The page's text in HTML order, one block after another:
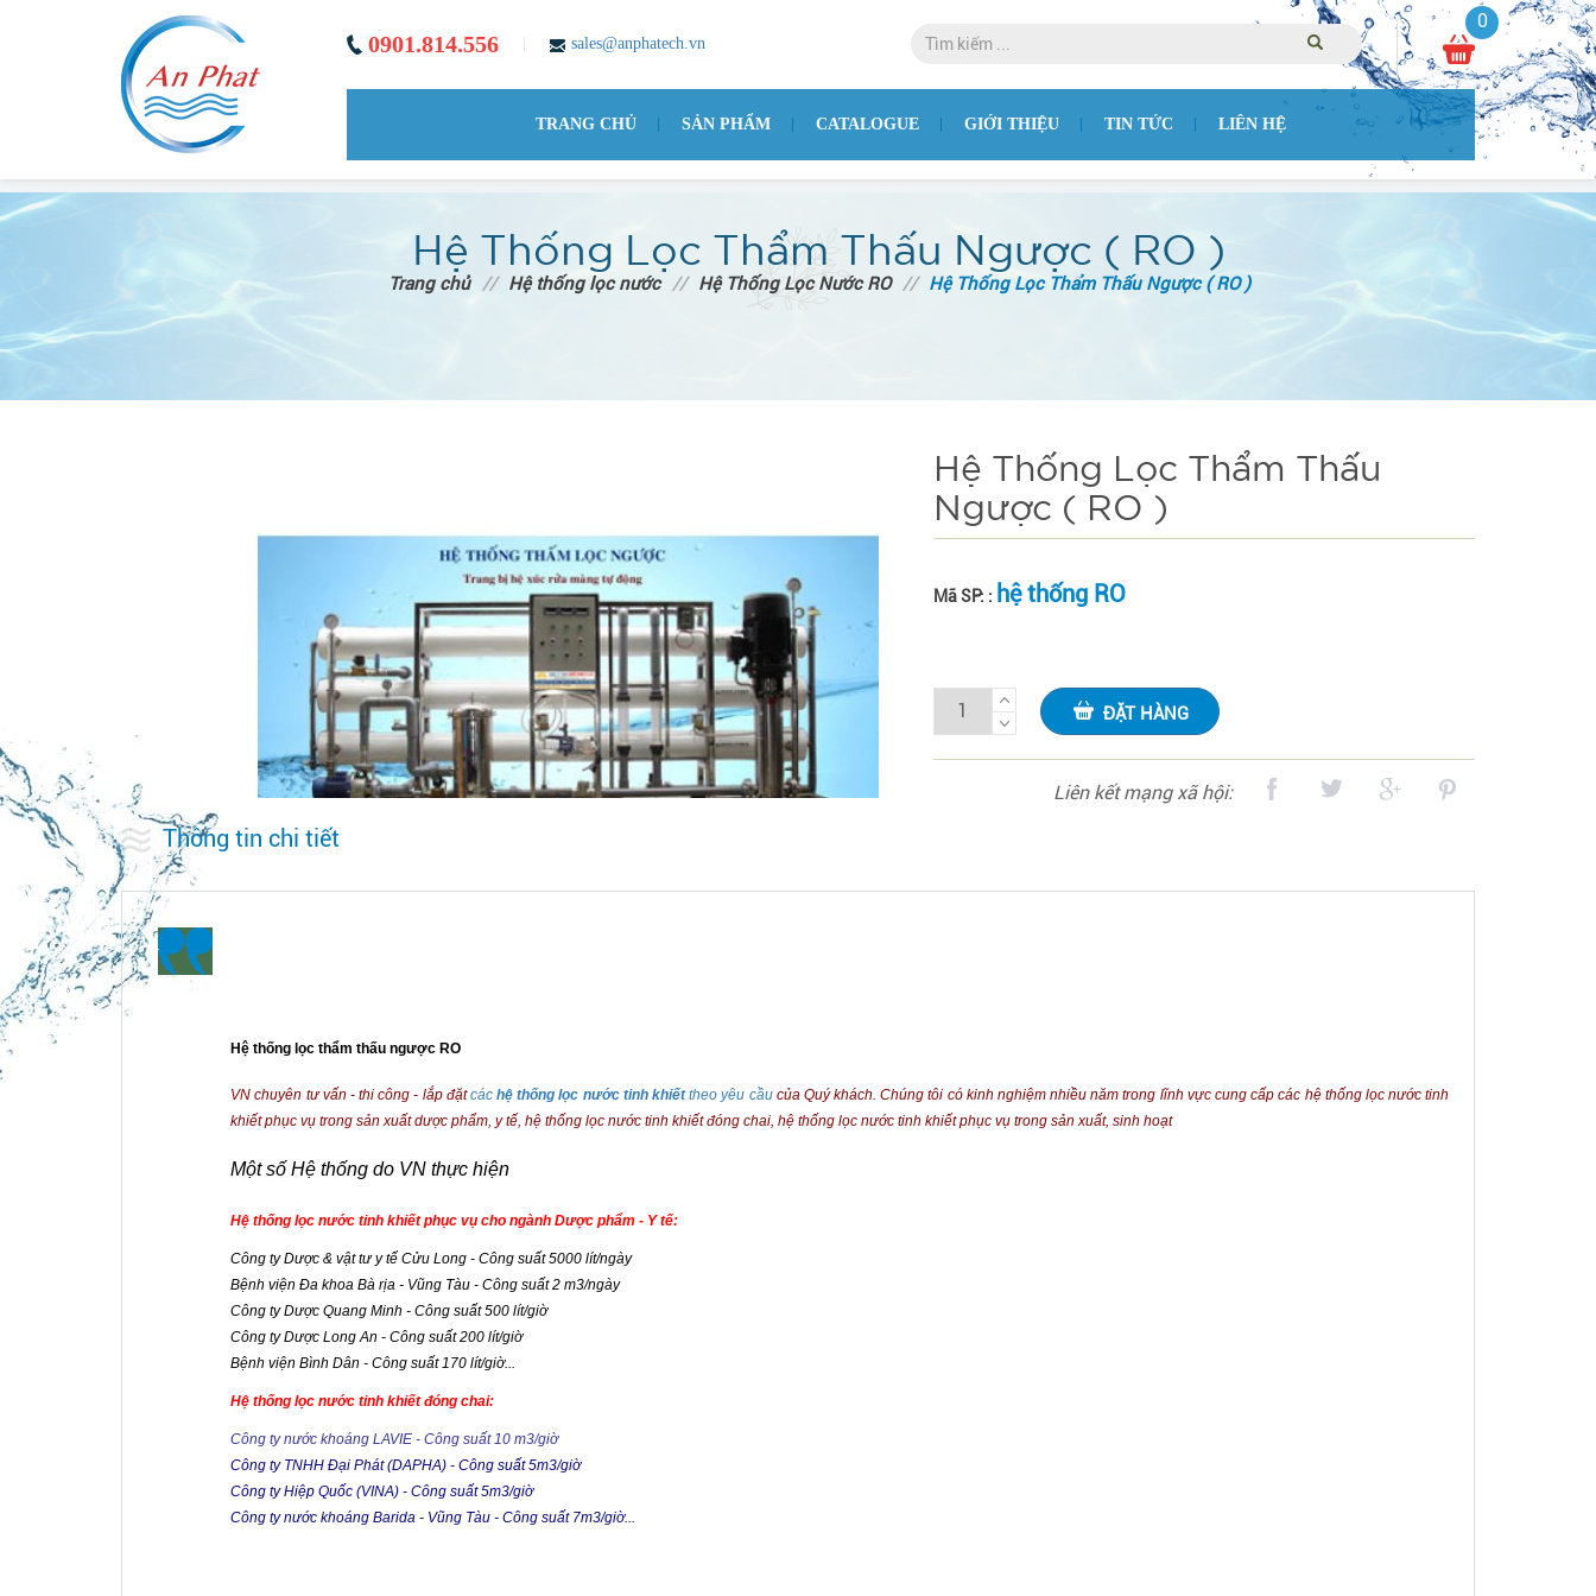
0901.814.556 sales@anphatech.vn
0
TRANG CHỦ SẢN PHẨM CATALOGUE GIỚI THIỆU TIN TỨC LIÊN HỆ
Hệ Thống Lọc Thẩm Thấu Ngược ( RO )
Trang chủ // Hệ thống lọc nước // Hệ Thống Lọc Nước RO // Hệ Thống Lọc Thẩm Thấu Ngược ( RO )
Hệ Thống Lọc Thẩm Thấu
Ngược ( RO )
Mã SP: : hệ thống RO
ĐẶT HÀNG
Liên kết mạng xã hội:
Thông tin chi tiết
Hệ thống lọc thẩm thấu ngược RO
VN chuyên tư vấn - thi công - lắp đặtcáchệ thống lọc nước tinh khiếttheo yêu cầucủa Quý khách. Chúng tôi có kinh nghiệm nhiều năm trong lĩnh vực cung cấp các hệ thống lọc nước tinh
khiết phục vụ trong sản xuất dược phẩm, y tế, hệ thống lọc nước tinh khiết đóng chai, hệ thống lọc nước tinh khiết phục vụ trong sản xuất, sinh hoạt
Một số Hệ thống do VN thực hiện
Hệ thống lọc nước tinh khiết phục vụ cho ngành Dược phẩm - Y tế:
Công ty Dược & vật tư y tế Cửu Long - Công suất 5000 lít/ngày
Bệnh viện Đa khoa Bà rịa - Vũng Tàu - Công suất 2 m3/ngày
Công ty Dược Quang Minh - Công suất 500 lít/giờ
Công ty Dược Long An - Công suất 200 lít/giờ
Bệnh viện Bình Dân - Công suất 170 lít/giờ...
Hệ thống lọc nước tinh khiết đóng chai:
Công ty nước khoáng LAVIE - Công suất 10 m3/giờ
Công ty TNHH Đại Phát (DAPHA) - Công suất 5m3/giờ
Công ty Hiệp Quốc (VINA) - Công suất 5m3/giờ
Công ty nước khoáng Barida - Vũng Tàu - Công suất 7m3/giờ...